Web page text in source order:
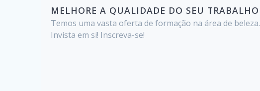
MELHORE A QUALIDADE DO SEU TRABALHO
Temos uma vasta oferta de formação na área de beleza.
Invista em si! Inscreva-se!